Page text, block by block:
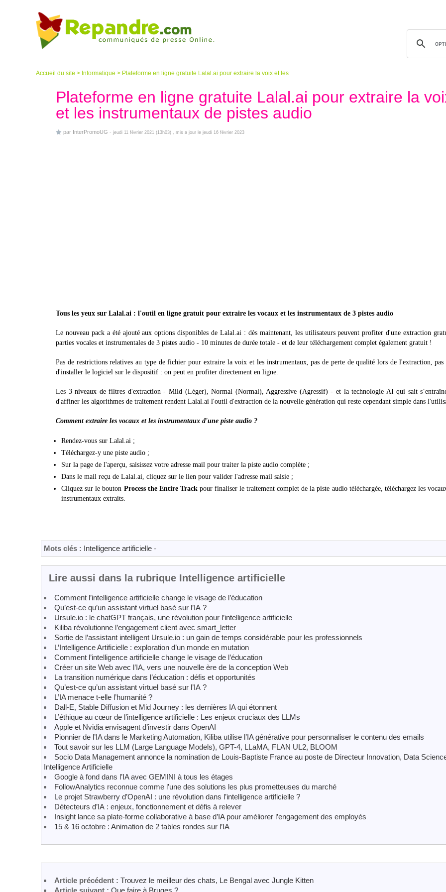
Accueil du site > Informatique > Plateforme en ligne gratuite Lalal.ai pour extraire la voix et les
Plateforme en ligne gratuite Lalal.ai pour extraire la
et les instrumentaux de pistes audio
par InterPromoUG - jeudi 11 février 2021 (13h03) , mis a jour le jeudi 16 février 2023
Tous les yeux sur Lalal.ai : l'outil en ligne gratuit pour extraire les vocaux et les instrumentaux de 3 pistes audio
Le nouveau pack a été ajouté aux options disponibles de Lalal.ai : dès maintenant, les utilisateurs peuvent profiter d'une extraction
parties vocales et instrumentales de 3 pistes audio - 10 minutes de durée totale - et de leur téléchargement complet également gratuit !
Pas de restrictions relatives au type de fichier pour extraire la voix et les instrumentaux, pas de perte de qualité lors de l'extraction, pas
d'installer le logiciel sur le dispositif : on peut en profiter directement en ligne.
Les 3 niveaux de filtres d'extraction - Mild (Léger), Normal (Normal), Aggressive (Agressif) - et la technologie AI qui sait
d'affiner les algorithmes de traitement rendent Lalal.ai l'outil d'extraction de la nouvelle génération qui reste cependant simple dans
Comment extraire les vocaux et les instrumentaux d'une piste audio ?
Rendez-vous sur Lalal.ai ;
Téléchargez-y une piste audio ;
Sur la page de l'aperçu, saisissez votre adresse mail pour traiter la piste audio complète ;
Dans le mail reçu de Lalal.ai, cliquez sur le lien pour valider l'adresse mail saisie ;
Cliquez sur le bouton Process the Entire Trackpour finaliser le traitement complet de la piste audio téléchargée, téléchargez les
instrumentaux extraits.
Mots clés : Intelligence artificielle -
Lire aussi dans la rubrique Intelligence artificielle
Comment l’intelligence artificielle change le visage de l’éducation
Qu’est-ce qu’un assistant virtuel basé sur l’IA ?
Ursule.io : le chatGPT français, une révolution pour l’intelligence artificielle
Kiliba révolutionne l’engagement client avec smart_letter
Sortie de l’assistant intelligent Ursule.io : un gain de temps considérable pour les professionnels
L’Intelligence Artificielle : exploration d’un monde en mutation
Comment l’intelligence artificielle change le visage de l’éducation
Créer un site Web avec l’IA, vers une nouvelle ère de la conception Web
La transition numérique dans l’éducation : défis et opportunités
Qu’est-ce qu’un assistant virtuel basé sur l’IA ?
L’IA menace t-elle l’humanité ?
Dall-E, Stable Diffusion et Mid Journey : les dernières IA qui étonnent
L’éthique au cœur de l’intelligence artificielle : Les enjeux cruciaux des LLMs
Apple et Nvidia envisagent d’investir dans OpenAI
Pionnier de l’IA dans le Marketing Automation, Kiliba utilise l’IA générative pour personnaliser le contenu des emails
Tout savoir sur les LLM (Large Language Models), GPT-4, LLaMA, FLAN UL2, BLOOM
Socio Data Management annonce la nomination de Louis-Baptiste France au poste de Directeur Innovation, Data
Intelligence Artificielle
Google à fond dans l’IA avec GEMINI à tous les étages
FollowAnalytics reconnue comme l’une des solutions les plus prometteuses du marché
Le projet Strawberry d’OpenAI : une révolution dans l’intelligence artificielle ?
Détecteurs d’IA : enjeux, fonctionnement et défis à relever
Insight lance sa plate-forme collaborative à base d’IA pour améliorer l’engagement des employés
15 & 16 octobre : Animation de 2 tables rondes sur l’IA
Article précédent : Trouvez le meilleur des chats, Le Bengal avec Jungle Kitten